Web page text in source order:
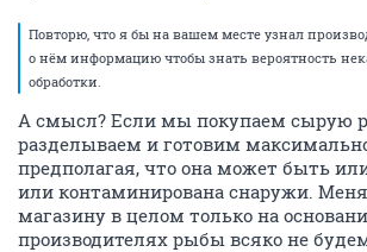
Повторю, что я бы на вашем месте узнал
о нём информацию чтобы знать вероятность
обработки.
А смысл? Если мы покупаем сырую
разделываем и готовим
предполагая, что она может быть
или контаминирована снаружи.
магазину в целом только на
производителях рыбы всяко не